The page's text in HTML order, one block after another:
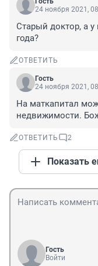
24 ноября 2021,
Старый доктор, а у
года?
ОТВЕТИТЬ
Гость
24 ноября 2021,
На маткапитал
недвижимости.
ОТВЕТИТЬ 2
Показать
Гость
Войти